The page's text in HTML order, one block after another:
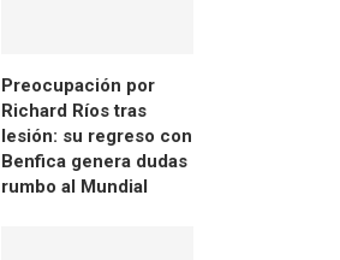
Preocupación por
Richard Ríos tras
lesión: su regreso con
Benfica genera dudas
rumbo al Mundial